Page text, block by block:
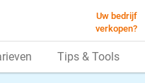
Uw bedrijf
verkopen?
Tips & Tools